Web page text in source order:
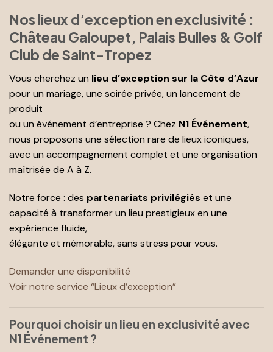
Nos lieux d’exception en exclusivité :
Château Galoupet, Palais Bulles & Golf
Club de Saint-Tropez
Vous cherchez un lieu d’exception sur la Côte d’Azur
pour un mariage, une soirée privée, un lancement de
produit
ou un événement d’entreprise ? Chez N1 Événement,
nous proposons une sélection rare de lieux iconiques,
avec un accompagnement complet et une organisation
maîtrisée de A à Z.
Notre force : des partenariats privilégiés et une
capacité à transformer un lieu prestigieux en une
expérience fluide,
élégante et mémorable, sans stress pour vous.
Demander une disponibilité
Voir notre service “Lieux d’exception”
Pourquoi choisir un lieu en exclusivité avec
N1 Événement ?